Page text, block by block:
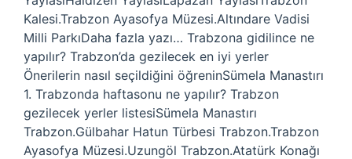
Kalesi.Trabzon Ayasofya Müzesi.Altındare Vadisi
Milli ParkıDaha fazla yazı… Trabzona gidilince ne
yapılır? Trabzon’da gezilecek en iyi yerler
Önerilerin nasıl seçildiğini öğreninSümela Manastırı
1. Trabzonda haftasonu ne yapılır? Trabzon
gezilecek yerler listesiSümela Manastırı
Trabzon.Gülbahar Hatun Türbesi Trabzon.Trabzon
Ayasofya Müzesi.Uzungöl Trabzon.Atatürk Konağı